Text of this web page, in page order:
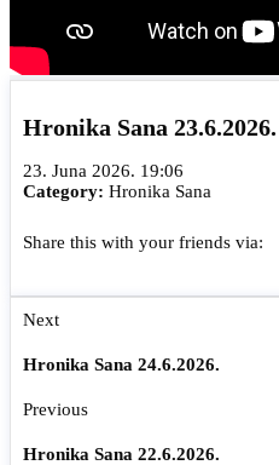
Hronika Sana 23.6.2026.
23. Juna 2026. 19:06
Category: Hronika Sana
Share this with your friends via:
Next
Hronika Sana 24.6.2026.
Previous
Hronika Sana 22.6.2026.